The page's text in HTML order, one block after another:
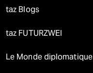
taz Blogs
taz FUTURZWEI
Le Monde diplomatique